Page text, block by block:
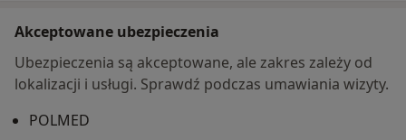
Akceptowane ubezpieczenia
Ubezpieczenia są akceptowane, ale zakres zależy od
lokalizacji i usługi. Sprawdź podczas umawiania wizyty.
POLMED